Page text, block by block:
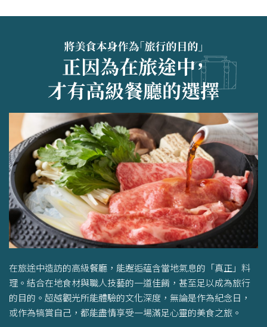
在旅途中造訪的高級餐廳，能邂逅蘊含當地氣息的「真正」料
理。結合在地食材與職人技藝的一道佳餚，甚至足以成為旅行
的目的。超越觀光所能體驗的文化深度，無論是作為紀念日，
或作為犒賞自己，都能盡情享受一場滿足心靈的美食之旅。